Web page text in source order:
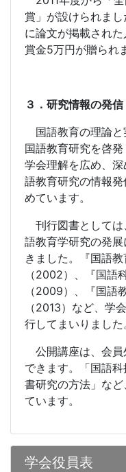
賞」が設けられまし
に論文が掲載された
賞金5万円が贈られ
３．研究情報の発
国語教育の理論と
国語教育研究を啓発
学会理解を広め、
語教育研究の情報
めています。
刊行図書としては
語教育学研究の発
きました。『国語教
（2002）、『国語
（2009）、『国語
（2013）など、学
行してまいりました
公開講座は、会員
できます。「国語
書研究の方法」な
ています。
学会役員表